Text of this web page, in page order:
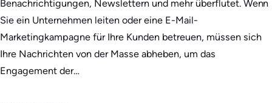
Benachrichtigungen, Newslettern und mehr überflutet. Wenn
Sie ein Unternehmen leiten oder eine E-Mail-
Marketingkampagne für Ihre Kunden betreuen, müssen sich
Ihre Nachrichten von der Masse abheben, um das
Engagement der…